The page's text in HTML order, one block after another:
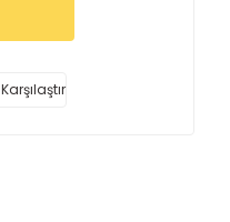
Karşılaştır